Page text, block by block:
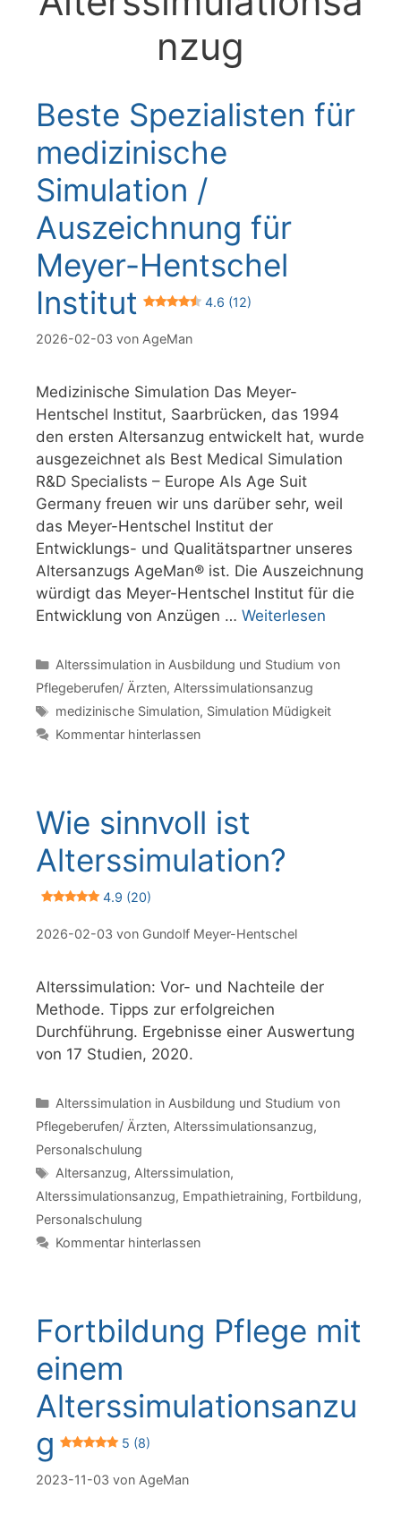
nzug
Beste Spezialisten für
medizinische
Simulation /
Auszeichnung für
Meyer-Hentschel
Institut
4.6 (12)
2026-02-03 von AgeMan
Medizinische Simulation Das Meyer-
Hentschel Institut, Saarbrücken, das 1994
den ersten Altersanzug entwickelt hat, wurde
ausgezeichnet als Best Medical Simulation
R&D Specialists – Europe Als Age Suit
Germany freuen wir uns darüber sehr, weil
das Meyer-Hentschel Institut der
Entwicklungs- und Qualitätspartner unseres
Altersanzugs AgeMan® ist. Die Auszeichnung
würdigt das Meyer-Hentschel Institut für die
Entwicklung von Anzügen … Weiterlesen
Kategorien
Alterssimulation in Ausbildung und Studium von
Pflegeberufen/ Ärzten, Alterssimulationsanzug
Schlagwörter
medizinische Simulation, Simulation Müdigkeit
Kommentar hinterlassen
Wie sinnvoll ist
Alterssimulation?
4.9 (20)
2026-02-03 von Gundolf Meyer-Hentschel
Alterssimulation: Vor- und Nachteile der
Methode. Tipps zur erfolgreichen
Durchführung. Ergebnisse einer Auswertung
von 17 Studien, 2020.
Kategorien
Alterssimulation in Ausbildung und Studium von
Pflegeberufen/ Ärzten, Alterssimulationsanzug,
Personalschulung
Schlagwörter
Altersanzug, Alterssimulation,
Alterssimulationsanzug, Empathietraining, Fortbildung,
Personalschulung
Kommentar hinterlassen
Fortbildung Pflege mit
einem
Alterssimulationsanzu
g
5 (8)
2023-11-03 von AgeMan